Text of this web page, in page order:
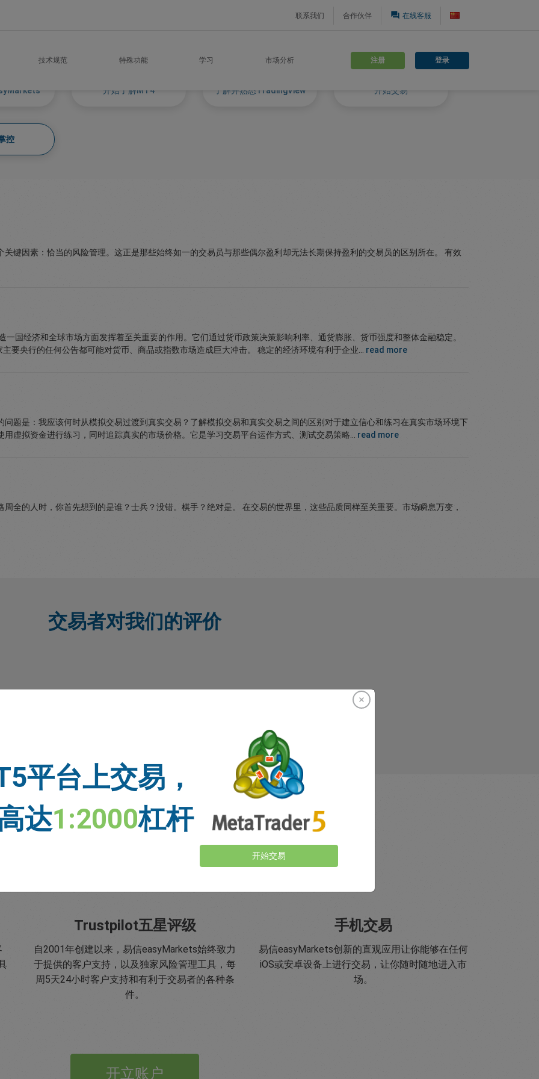
联系我们 合作伙伴 question_answer 在线客服
技术规范 特殊功能 学习 市场分析 注册 登录
开始了解MT4 了解并熟悉TradingView 开始交易
控
键因素：恰当的风险管理。这正是那些始终如一的交易员与那些偶尔盈利却无法长期保持盈利的交易员的区别所在。 有效
国经济和全球市场方面发挥着至关重要的作用。它们通过货币政策决策影响利率、通货膨胀、货币强度和整体金融稳定。
要央行的任何公告都可能对货币、商品或指数市场造成巨大冲击。 稳定的经济环境有利于企业... read more
题是：我应该何时从模拟交易过渡到真实交易？了解模拟交易和真实交易之间的区别对于建立信心和练习在真实市场环境下
虚拟资金进行练习，同时追踪真实的市场价格。它是学习交易平台运作方式、测试交易策略... read more
全的人时，你首先想到的是谁？士兵？没错。棋手？绝对是。 在交易的世界里，这些品质同样至关重要。市场瞬息万变，
交易者对我们的评价
Trustpilot五星评级
自2001年创建以来，易信easyMarkets始终致力
于提供的客户支持，以及独家风险管理工具，每
周5天24小时客户支持和有利于交易者的各种条
件。
手机交易
易信easyMarkets创新的直观应用让你能够在任何
iOS或安卓设备上进行交易，让你随时随地进入市
场。
开立账户
平台上交易，
达1:2000杠杆
开始交易